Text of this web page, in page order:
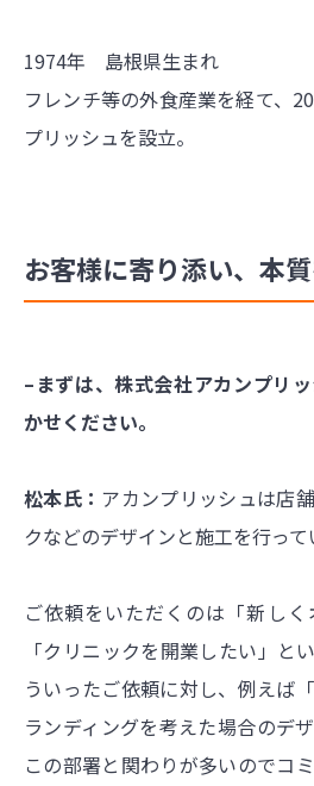
1974年 島根県生まれ
フレンチ等の外食産業を経て、
プリッシュを設立。
お客様に寄り添い、本
–まずは、株式会社アカンプリ
かせください。
松本氏： アカンプリッシュは店
クなどのデザインと施工を行って
ご依頼をいただくのは「新しく
「クリニックを開業したい」と
ういったご依頼に対し、例えば
ランディングを考えた場合のデ
この部署と関わりが多いのでコ